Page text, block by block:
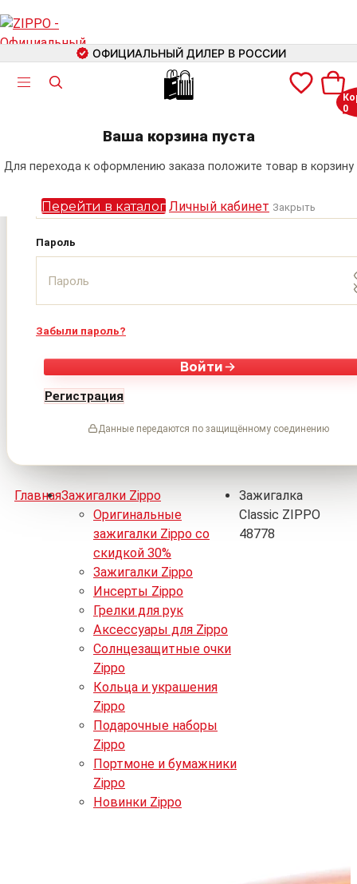
0
ОФИЦИАЛЬНЫЙ ДИЛЕР В РОССИИ
🛍
Ваша корзина пуста
Для перехода к оформлению заказа положите товар в корзину
Перейти в каталог Личный кабинет Закрыть
Пароль
Забыли пароль?
Войти
Регистрация
Данные передаются по защищённому соединению
ГлавнаяЗажигалки Zippo
Оригинальные
зажигалки Zippo со
скидкой 30%
Зажигалки Zippo
Инсерты Zippo
Грелки для рук
Аксессуары для Zippo
Солнцезащитные очки
Zippo
Кольца и украшения
Zippo
Подарочные наборы
Zippo
Портмоне и бумажники
Zippo
Новинки Zippo
Зажигалка
Classic ZIPPO
48778